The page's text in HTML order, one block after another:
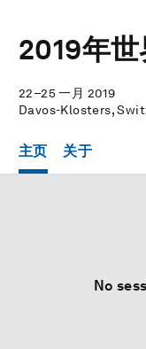
2019年
22–25 一月 2019
Davos-Klosters,
主页 关于
No